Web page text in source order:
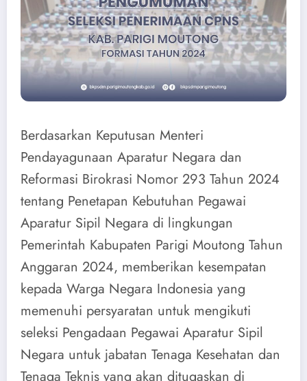
Berdasarkan Keputusan Menteri
Pendayagunaan Aparatur Negara dan
Reformasi Birokrasi Nomor 293 Tahun 2024
tentang Penetapan Kebutuhan Pegawai
Aparatur Sipil Negara di lingkungan
Pemerintah Kabupaten Parigi Moutong Tahun
Anggaran 2024, memberikan kesempatan
kepada Warga Negara Indonesia yang
memenuhi persyaratan untuk mengikuti
seleksi Pengadaan Pegawai Aparatur Sipil
Negara untuk jabatan Tenaga Kesehatan dan
Tenaga Teknis yang akan ditugaskan di